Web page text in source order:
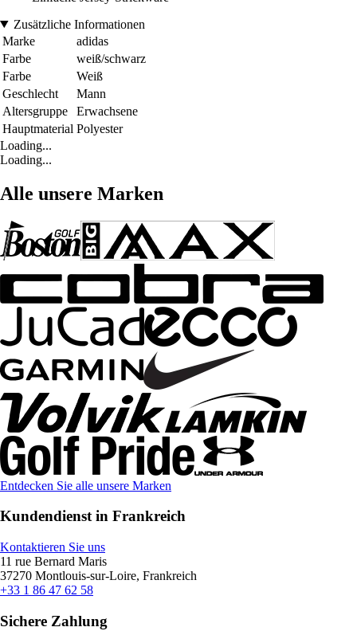
Zusätzliche Informationen
Marke
adidas
Farbe
weiß/schwarz
Farbe
Weiß
Geschlecht
Mann
Altersgruppe
Erwachsene
Hauptmaterial Polyester
Loading...
Loading...
Alle unsere Marken
Entdecken Sie alle unsere Marken
Kundendienst in Frankreich
Kontaktieren Sie uns
11 rue Bernard Maris
37270 Montlouis-sur-Loire, Frankreich
+33 1 86 47 62 58
Sichere Zahlung